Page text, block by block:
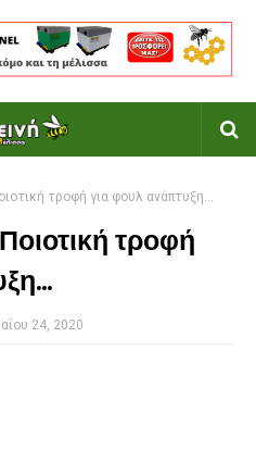
τροφή για φουλ ανάπτυξη...
τροφή
24, 2020